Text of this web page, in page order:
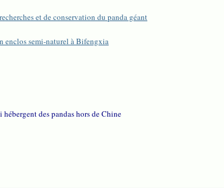
et de conservation du panda géant
enclos semi-naturel à Bifengxia
des pandas hors de Chine